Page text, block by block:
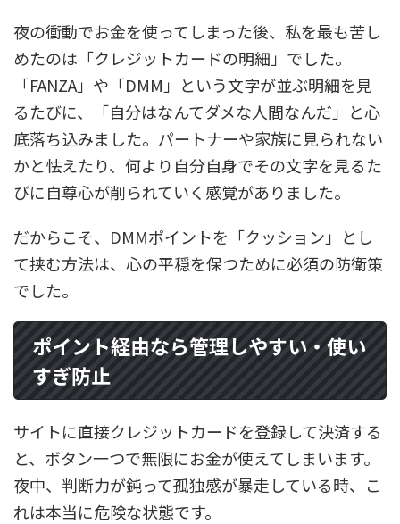
夜の衝動でお金を使ってしまった後、私を最も苦し
めたのは「クレジットカードの明細」でした。
「FANZA」や「DMM」という文字が並ぶ明細を見
るたびに、「自分はなんてダメな人間なんだ」と心
底落ち込みました。パートナーや家族に見られない
かと怯えたり、何より自分自身でその文字を見るた
びに自尊心が削られていく感覚がありました。
だからこそ、DMMポイントを「クッション」とし
て挟む方法は、心の平穏を保つために必須の防衛策
でした。
ポイント経由なら管理しやすい・使い
すぎ防止
サイトに直接クレジットカードを登録して決済する
と、ボタン一つで無限にお金が使えてしまいます。
夜中、判断力が鈍って孤独感が暴走している時、こ
れは本当に危険な状態です。